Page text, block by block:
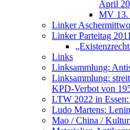
April
MV 13.
Linker
Linker Parteitag
Links
Linksammlung:
Linksammlung:
KPD-Verbot von
LTW 2022 in
Ludo Martens:
Mao / China /